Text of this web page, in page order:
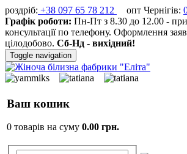
роздріб: +38 097 65 78 212 опт Чернігів:
Графік роботи: Пн-Пт з 8.30 до 12.00 -
консультації по телефону. Оформлення
цілодобово. Сб-Нд - вихідний!
Toggle navigation
Ваш кошик
0 товарів на суму 0.00 грн.